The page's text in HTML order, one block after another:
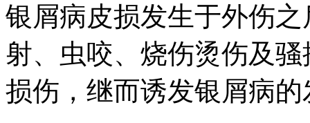
银屑病皮损发生于外伤
射、虫咬、烧伤烫伤及
损伤，继而诱发银屑病的